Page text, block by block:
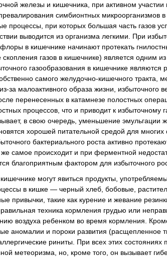
железы и кишечника, при активном
симбионтных микроорганизмов
процессы, при которых большая часть газов
выводится из организма легкими. При
в кишечнике начинают протекать
газов в кишечнике) является одним
газообразования в кишечнике являются
самого желудочно-кишечного тракта,
малоактивного образа жизни, избыточного
перенесенных в катамнезе полостных
процессов, что и приводит к
в свою очередь, уменьшение эмульгации
хорошей питательной средой для
бактериального роста активно
самое происходит и при ферментной
благоприятным фактором для избыточного
могут явиться продукты,
в кишке — черный хлеб, бобовые,
такие как курение и жевание
техника кормления грудью или
воздуха ребенком во время кормления.
аномалии и пороки развития (расщепленное
риниты. При всех этих состояниях
метеоризма, но, кроме того, он вызывает